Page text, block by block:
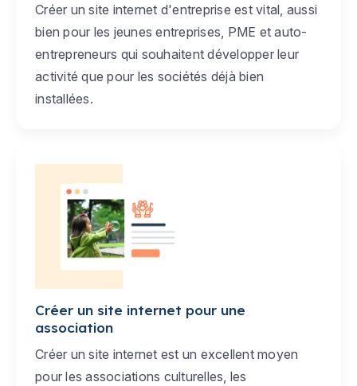
Créer un site internet d'entreprise est vital, aussi
bien pour les jeunes entreprises, PME et auto-
entrepreneurs qui souhaitent développer leur
activité que pour les sociétés déjà bien
installées.
Créer un site internet pour une
association
Créer un site internet est un excellent moyen
pour les associations culturelles, les